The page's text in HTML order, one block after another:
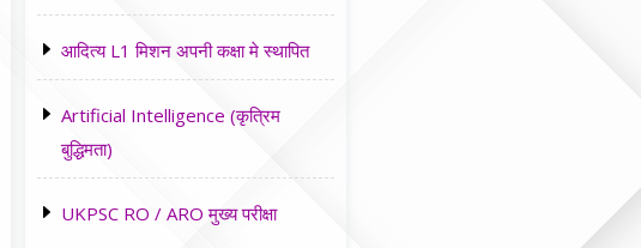
आदित्य L1 मिशन अपनी कक्षा मे स्थापित
Artificial Intelligence (कृत्रिम
बुद्धिमता)
UKPSC RO / ARO मुख्य परीक्षा